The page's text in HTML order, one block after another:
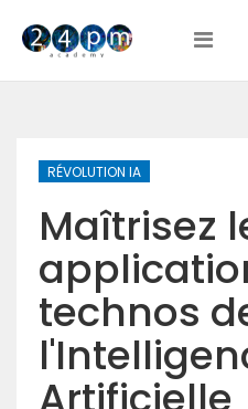
RÉVOLUTION IA
Maîtrisez
technos